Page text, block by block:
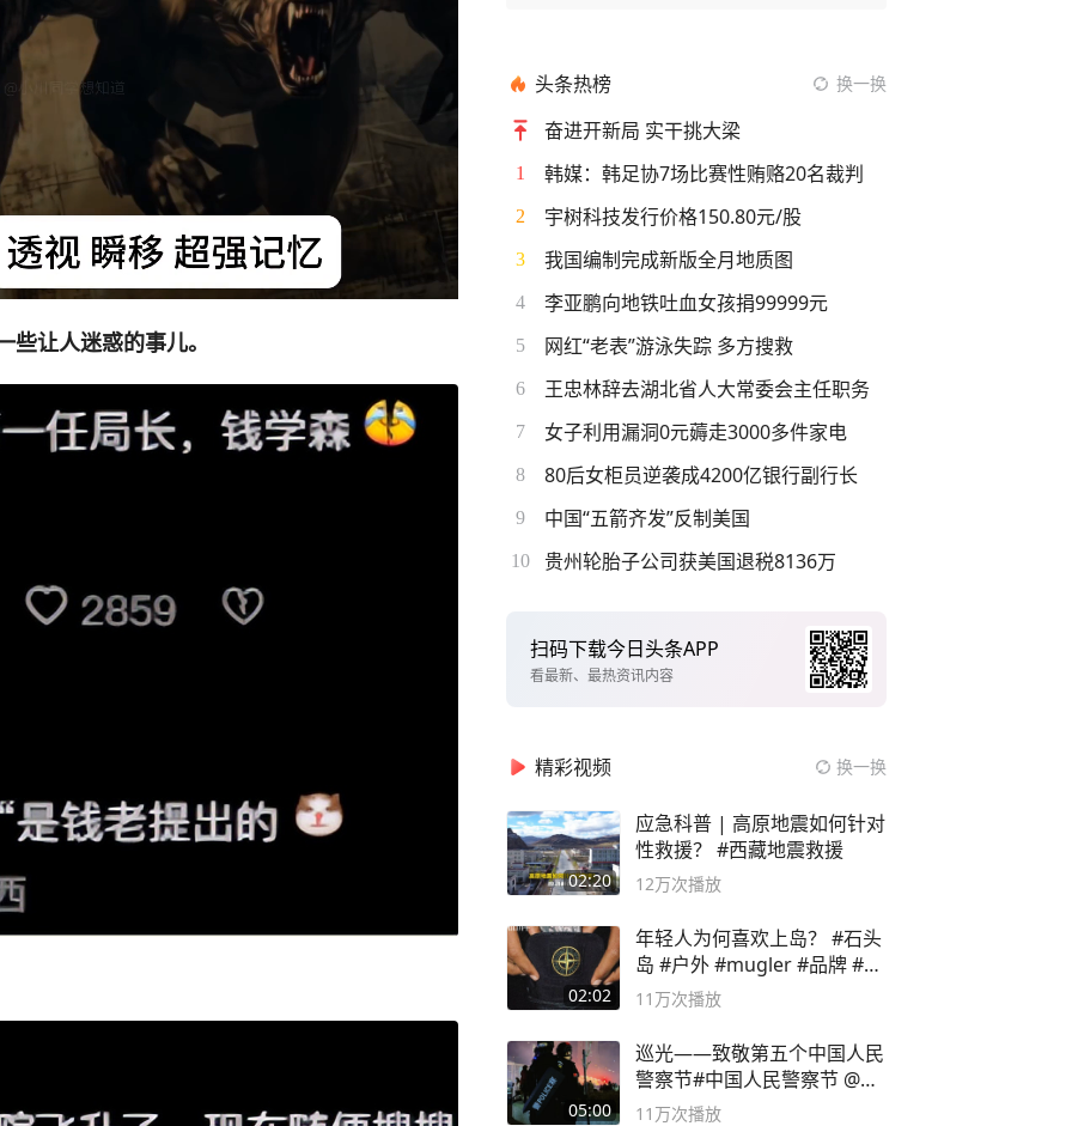
让人迷惑的事儿。
头条热榜 换一换
奋进开新局 实干挑大梁
1 韩媒：韩足协7场比赛性贿赂20名裁判
2 宇树科技发行价格150.80元/股
3 我国编制完成新版全月地质图
4 李亚鹏向地铁吐血女孩捐99999元
5 网红“老表”游泳失踪 多方搜救
6 王忠林辞去湖北省人大常委会主任职务
7 女子利用漏洞0元薅走3000多件家电
8 80后女柜员逆袭成4200亿银行副行长
9 中国“五箭齐发”反制美国
10 贵州轮胎子公司获美国退税8136万
扫码下载今日头条APP
看最新、最热资讯内容
精彩视频 换一换
02:20
应急科普 | 高原地震如何针对
性救援？ #西藏地震救援
12万次播放
02:02
年轻人为何喜欢上岛？ #石头
岛 #户外 #mugler #品牌 #足
球流氓
11万次播放
05:00
巡光——致敬第五个中国人民
警察节#中国人民警察节 @抖
音小助手
11万次播放